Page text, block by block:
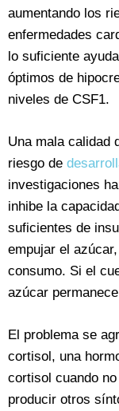
aumentando los
enfermedades
lo suficiente
óptimos de
niveles de CSF1.
Una mala calidad
riesgo de
investigaciones
inhibe la
suficientes de
empujar el
consumo. Si el
azúcar
El problema se
cortisol, una
cortisol cuando
producir otros